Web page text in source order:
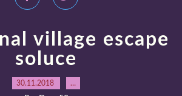
village escape
soluce
30.11.2018 …